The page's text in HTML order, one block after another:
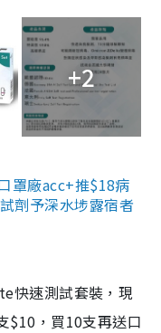
+2
罩廠acc+推$18病
劑予深水埗露宿者
快速測試套裝，現
$10，買10支再送口